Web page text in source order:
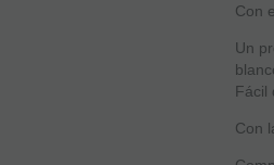
Con
Un
Fácil
Con